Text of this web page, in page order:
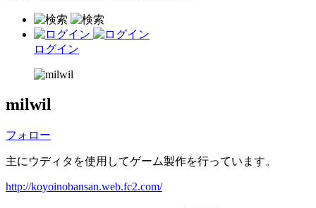
ログイン
milwil
フォロー
主にウディタを使用してゲーム製作を行っています。
http://koyoinobansan.web.fc2.com/